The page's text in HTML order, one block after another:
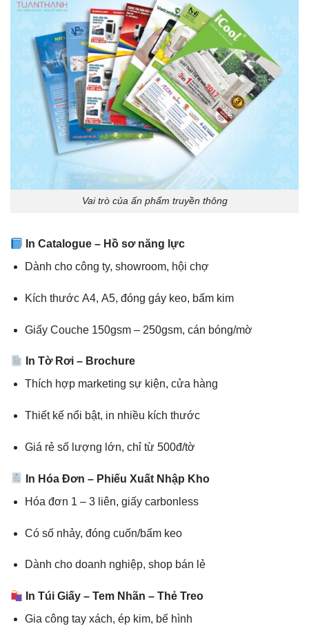
Vai trò của ấn phẩm truyền thông
In Catalogue – Hồ sơ năng lực
Dành cho công ty, showroom, hội chợ
Kích thước A4, A5, đóng gáy keo, bấm kim
Giấy Couche 150gsm – 250gsm, cán bóng/mờ
In Tờ Rơi – Brochure
Thích hợp marketing sự kiện, cửa hàng
Thiết kế nổi bật, in nhiều kích thước
Giá rẻ số lượng lớn, chỉ từ 500đ/tờ
In Hóa Đơn – Phiếu Xuất Nhập Kho
Hóa đơn 1 – 3 liên, giấy carbonless
Có số nhảy, đóng cuốn/bấm keo
Dành cho doanh nghiệp, shop bán lẻ
In Túi Giấy – Tem Nhãn – Thẻ Treo
Gia công tay xách, ép kim, bế hình